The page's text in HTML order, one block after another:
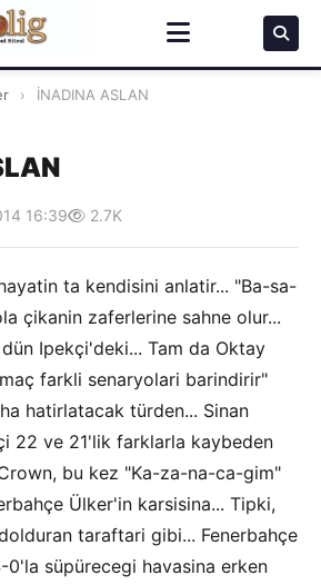
› İNADINA ASLAN
16:39 2.7K
ta kendisini anlatir... "Ba-sa-
çikanin zaferlerine sahne olur...
Ipekçi'deki... Tam da Oktay
farkli senaryolari barindirir"
hatirlatacak türden... Sinan
22 ve 21'lik farklarla kaybeden
bu kez "Ka-za-na-ca-gim"
Ülker'in karsisina... Tipki,
taraftari gibi... Fenerbahçe
süpürecegi havasina erken